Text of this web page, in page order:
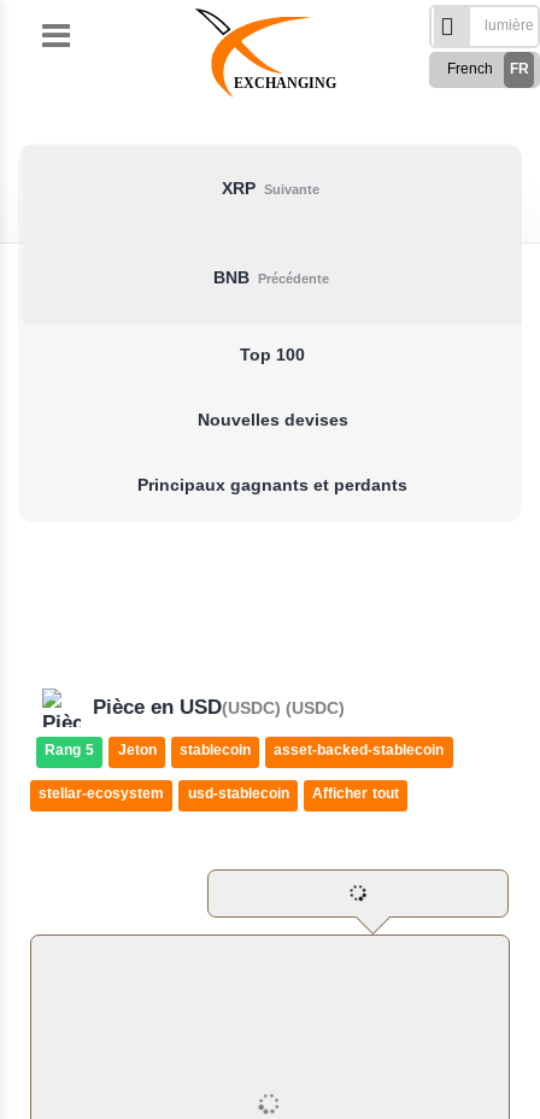
EXCHANGING
FR
French
Suivante
XRP
Précédente
BNB
Top 100
Nouvelles devises
Principaux gagnants et perdants
Pièce en USD(USDC) (USDC)
Rang 5 Jeton stablecoin asset-backed-stablecoin
stellar-ecosystem usd-stablecoin Afficher tout